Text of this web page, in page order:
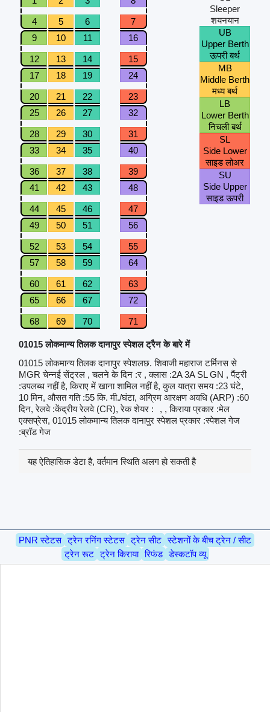
4 5 6
7
9
10 11 16
12 13 14
15
17
18 19 24
20 21 22
23
25
26 27 32
28 29 30
31
33
34 35 40
36 37 38
39
41
42 43 48
44 45 46
47
49
50 51 56
52 53 54
55
57
58 59 64
60 61 62
63
65
66 67 72
68 69 70 71
Sleeper
शयनयान
UB
Upper Berth
ऊपरी बर्थ
MB
Middle Berth
मध्य बर्थ
LB
Lower Berth
निचली बर्थ
SL
Side Lower
साइड लोअर
SU
Side Upper
साइड ऊपरी
01015 लोकमान्य तिलक दानापुर स्पेशल ट्रैन के बारे में
01015 लोकमान्य तिलक दानापुर स्पेशलछ. शिवाजी महाराज टर्मिनस से
MGR चेन्नई सेंट्रल , चलने के दिन :र , क्लास :2A 3A SL GN , पैंट्री
:उपलब्ध नहीं है, किराए में खाना शामिल नहीं है, कुल यात्रा समय :23 घंटे,
10 मिन, औसत गति :55 कि. मी./घंटा, अग्रिम आरक्षण अवधि (ARP) :60
दिन, रेलवे :केंद्रीय रेलवे (CR), रेक शेयर :
, , किराया प्रकार :मेल
एक्सप्रेस, 01015 लोकमान्य तिलक दानापुर स्पेशल प्रकार :स्पेशल गेज
:ब्रॉड गेज
यह ऐतिहासिक डेटा है, वर्तमान स्थिति अलग हो सकती है
PNR स्टेटस ट्रेन रनिंग स्टेटस ट्रेन सीट स्टेशनों के बीच ट्रेन / सीट
ट्रेन रूट ट्रेन किराया रिफंड डेस्कटॉप व्यू